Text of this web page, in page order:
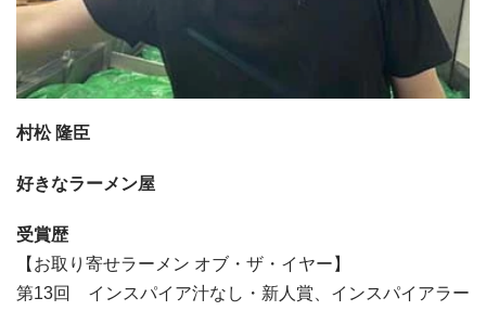
村松 隆臣
好きなラーメン屋
受賞歴
【お取り寄せラーメン オブ・ザ・イヤー】
第13回 インスパイア汁なし・新人賞、インスパイアラー